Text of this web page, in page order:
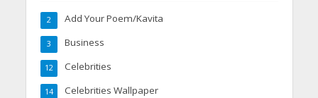
Add Your Poem/Kavita
2
Business
3
Celebrities
12
Celebrities Wallpaper
14